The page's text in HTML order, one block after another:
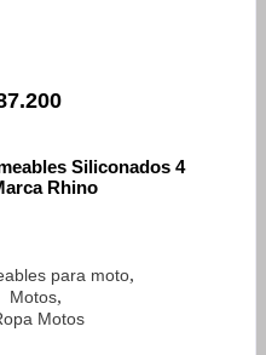
Siliconados 4
Rhino
para moto,
Motos,
Motos